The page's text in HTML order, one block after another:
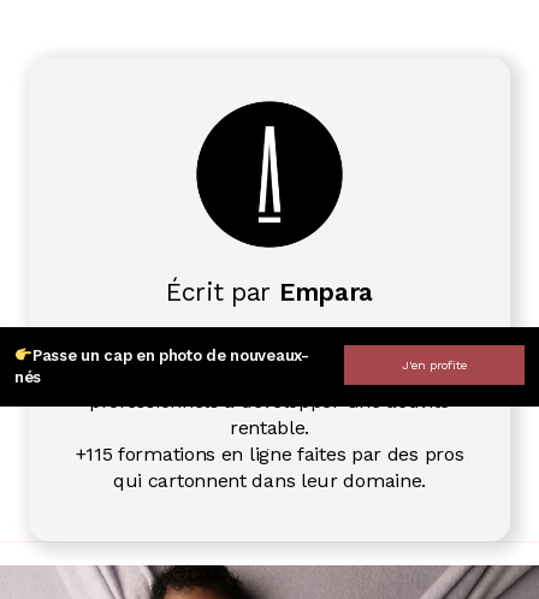
Passe un cap en photo de nouveaux-
nés
J'en profite
Écrit par Empara
Empara aide les photographes amateurs à
s'élever dans leur passion... et les
professionnels à développer une activité
rentable.
+115 formations en ligne faites par des pros
qui cartonnent dans leur domaine.